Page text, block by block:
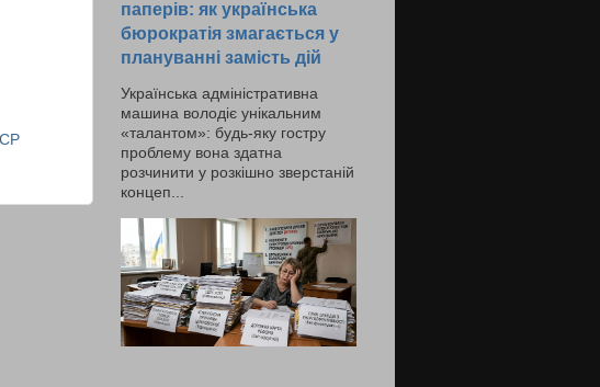
паперів: як українська
бюрократія змагається у
плануванні замість дій
Українська адміністративна
машина володіє унікальним
«талантом»: будь-яку гостру
проблему вона здатна
розчинити у розкішно зверстаній
концеп...